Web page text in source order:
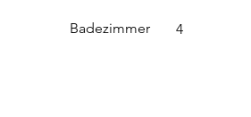
Badezimmer 4